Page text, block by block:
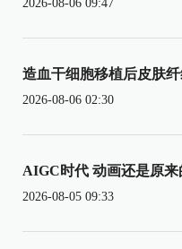
2026-08-06 09:47
造血干细胞移植后皮肤
2026-08-06 02:30
AIGC时代 动画还是原来
2026-08-05 09:33